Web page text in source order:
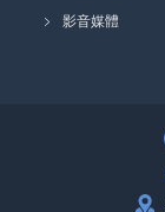
影音媒體